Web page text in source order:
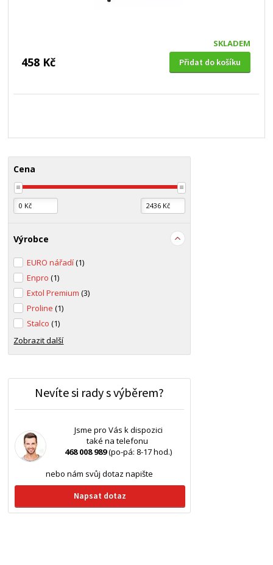
SKLADEM
458 Kč Přidat do košíku
Cena
Výrobce
EURO nářadí(1)
Enpro(1)
Extol Premium(3)
Proline(1)
Stalco(1)
Zobrazit další
Nevíte si rady s výběrem?
Jsme pro Vás k dispozici
také na telefonu
468 008 989(po-pá: 8-17 hod.)
nebo nám svůj dotaz napište
Napsat dotaz